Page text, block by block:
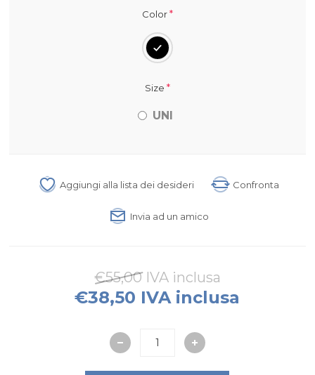
Color*
Size *
UNI
Aggiungi alla lista dei desideri Confronta
Invia ad un amico
€55,00 IVA inclusa
€38,50 IVA inclusa